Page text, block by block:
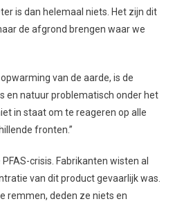
is dan helemaal niets. Het zijn dit
de afgrond brengen waar we
van de aarde, is de
en natuur problematisch onder het
in staat om te reageren op alle
fronten.”
crisis. Fabrikanten wisten al
van dit product gevaarlijk was.
remmen, deden ze niets en